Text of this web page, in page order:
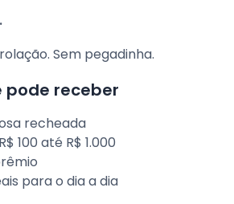
Sem pegadinha.
pode receber
recheada
100 até R$ 1.000
para o dia a dia